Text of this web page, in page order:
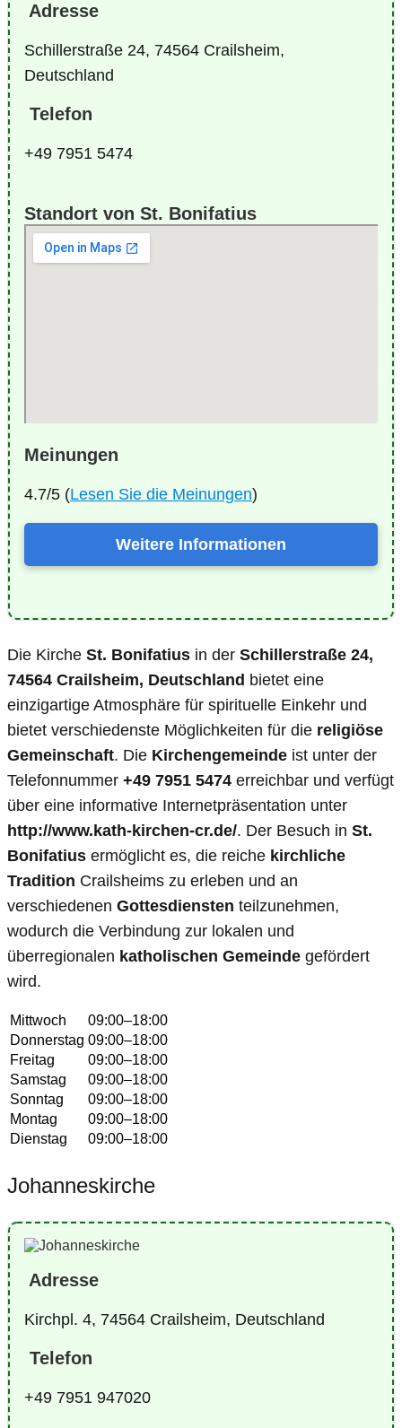
Adresse
Schillerstraße 24, 74564 Crailsheim,
Deutschland
Telefon
+49 7951 5474
Standort von St. Bonifatius
Meinungen
4.7/5 (Lesen Sie die Meinungen)
Weitere Informationen
Die Kirche St. Bonifatius in der Schillerstraße 24,
74564 Crailsheim, Deutschland bietet eine
einzigartige Atmosphäre für spirituelle Einkehr und
bietet verschiedenste Möglichkeiten für die religiöse
Gemeinschaft. Die Kirchengemeinde ist unter der
Telefonnummer +49 7951 5474 erreichbar und verfügt
über eine informative Internetpräsentation unter
http://www.kath-kirchen-cr.de/. Der Besuch in St.
Bonifatius ermöglicht es, die reiche kirchliche
Tradition Crailsheims zu erleben und an
verschiedenen Gottesdiensten teilzunehmen,
wodurch die Verbindung zur lokalen und
überregionalen katholischen Gemeinde gefördert
wird.
Mittwoch
09:00–18:00
Donnerstag 09:00–18:00
Freitag
09:00–18:00
Samstag
09:00–18:00
Sonntag
09:00–18:00
Montag
09:00–18:00
Dienstag
09:00–18:00
Johanneskirche
Adresse
Kirchpl. 4, 74564 Crailsheim, Deutschland
Telefon
+49 7951 947020